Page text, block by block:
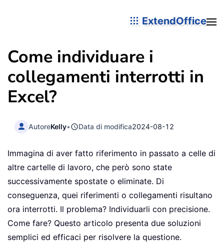
ExtendOffice
Come individuare i
collegamenti interrotti in
Excel?
AutoreKelly• Data di modifica2024-08-12
Immagina di aver fatto riferimento in passato a celle di
altre cartelle di lavoro, che però sono state
successivamente spostate o eliminate. Di
conseguenza, quei riferimenti o collegamenti risultano
ora interrotti. Il problema? Individuarli con precisione.
Come fare? Questo articolo presenta due soluzioni
semplici ed efficaci per risolvere la questione.